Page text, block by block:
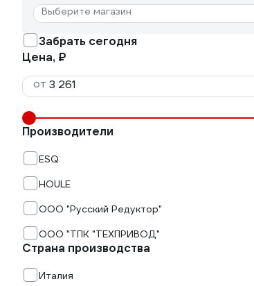
Выберите магазин
Забрать сегодня
Цена, ₽
от
Производители
ESQ
HOULE
ООО "Русский Редуктор"
ООО "ТПК "ТЕХПРИВОД"
Страна производства
Италия